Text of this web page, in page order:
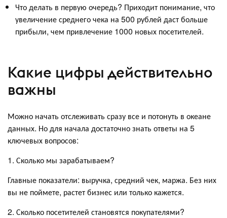
Что делать в первую очередь? Приходит понимание, что
увеличение среднего чека на 500 рублей даст больше
прибыли, чем привлечение 1000 новых посетителей.
Какие цифры действительно
важны
Можно начать отслеживать сразу все и потонуть в океане
данных. Но для начала достаточно знать ответы на 5
ключевых вопросов:
1. Сколько мы зарабатываем?
Главные показатели: выручка, средний чек, маржа. Без них
вы не поймете, растет бизнес или только кажется.
2. Сколько посетителей становятся покупателями?